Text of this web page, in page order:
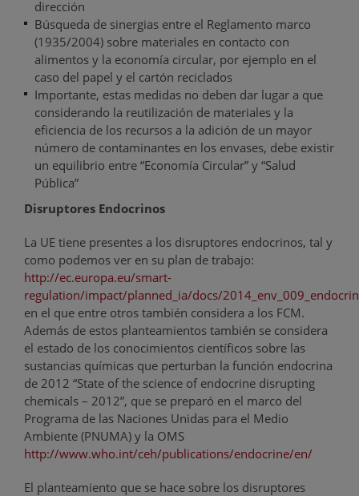
dirección
Búsqueda de sinergias entre el Reglamento marco
(1935/2004) sobre materiales en contacto con
alimentos y la economía circular, por ejemplo en el
caso del papel y el cartón reciclados
Importante, estas medidas no deben dar lugar a que
considerando la reutilización de materiales y la
eficiencia de los recursos a la adición de un mayor
número de contaminantes en los envases, debe existir
un equilibrio entre “Economía Circular” y “Salud
Pública”
Disruptores Endocrinos
La UE tiene presentes a los disruptores endocrinos, tal y
como podemos ver en su plan de trabajo:
http://ec.europa.eu/smart-
regulation/impact/planned_ia/docs/
en el que entre otros también considera a los FCM.
Además de estos planteamientos también se considera
el estado de los conocimientos científicos sobre las
sustancias químicas que perturban la función endocrina
de 2012 “State of the science of endocrine disrupting
chemicals – 2012”, que se preparó en el marco del
Programa de las Naciones Unidas para el Medio
Ambiente (PNUMA) y la OMS
http://www.who.int/ceh/publications/endocrine/en/
El planteamiento que se hace sobre los disruptores